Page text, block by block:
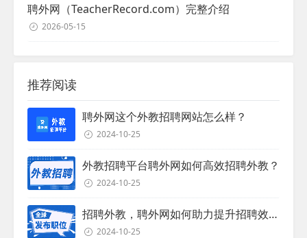
聘外网（TeacherRecord.com）完整介绍
2026-05-15
推荐阅读
聘外网这个外教招聘网站怎么样？
2024-10-25
外教招聘平台聘外网如何高效招聘外教？
2024-10-25
招聘外教，聘外网如何助力提升招聘效率？
2024-10-25